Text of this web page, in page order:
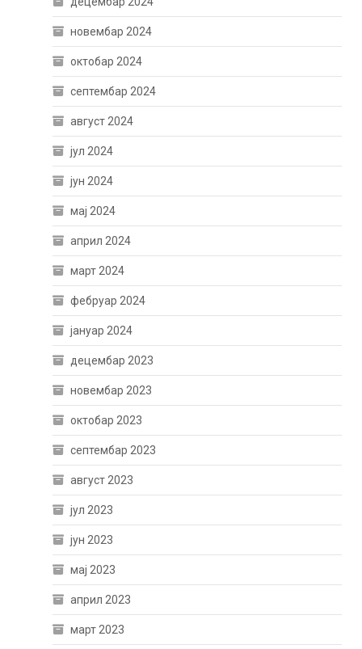
новембар 2024
октобар 2024
септембар 2024
август 2024
јул 2024
јун 2024
мај 2024
април 2024
март 2024
фебруар 2024
јануар 2024
децембар 2023
новембар 2023
октобар 2023
септембар 2023
август 2023
јул 2023
јун 2023
мај 2023
април 2023
март 2023